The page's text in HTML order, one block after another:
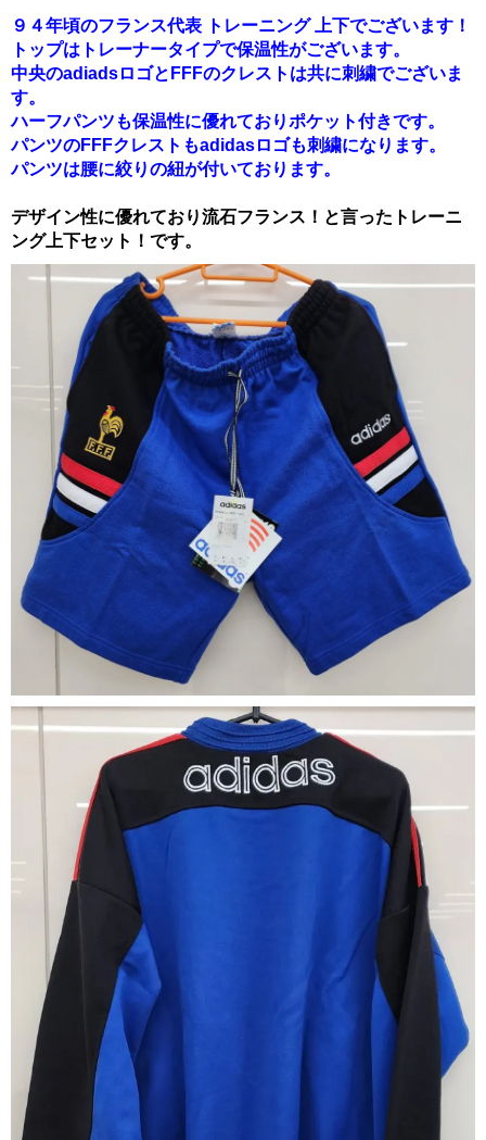
９４年頃のフランス代表 トレーニング 上下でございます！
トップはトレーナータイプで保温性がございます。
中央のadiadsロゴとFFFのクレストは共に刺繍でございま
す。
ハーフパンツも保温性に優れておりポケット付きです。
パンツのFFFクレストもadidasロゴも刺繍になります。
パンツは腰に絞りの紐が付いております。
デザイン性に優れており流石フランス！と言ったトレーニ
ング上下セット！です。